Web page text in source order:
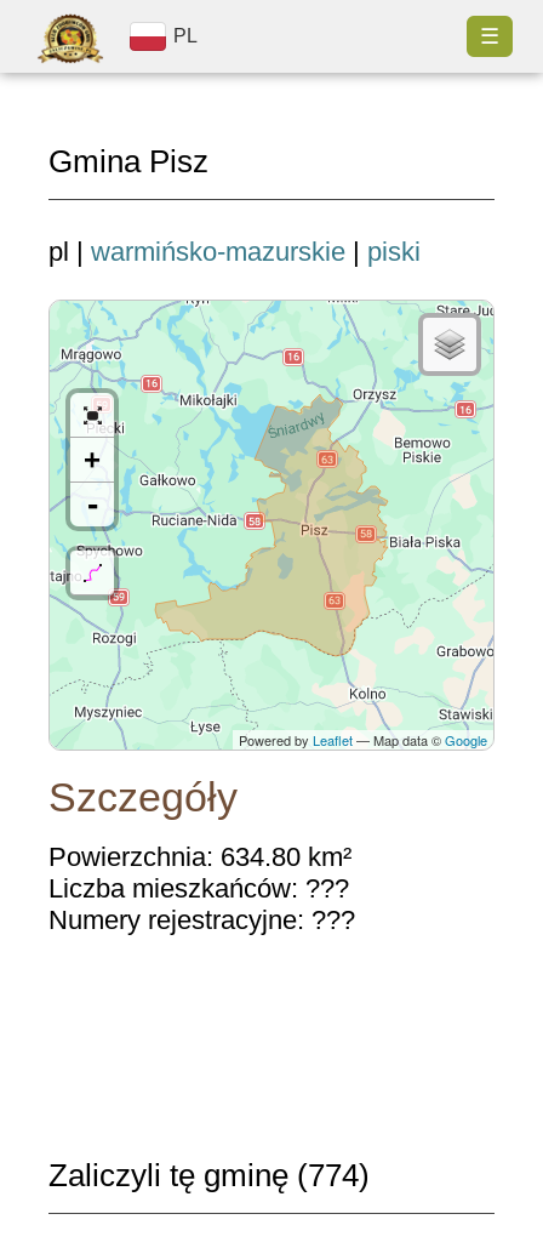
PL ☰
Gmina Pisz
pl | warmińsko-mazurskie | piski
+
-
Powered by Leaflet— Map data ©Google
Szczegóły
Powierzchnia: 634.80 km²
Liczba mieszkańców: ???
Numery rejestracyjne: ???
Zaliczyli tę gminę (774)